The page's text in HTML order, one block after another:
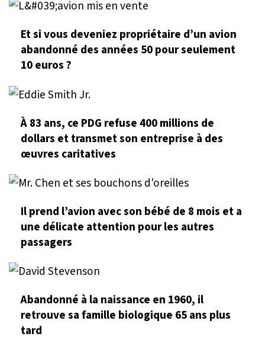
Et si vous deveniez propriétaire d’un avion
abandonné des années 50 pour seulement
10 euros ?
À 83 ans, ce PDG refuse 400 millions de
dollars et transmet son entreprise à des
œuvres caritatives
Il prend l’avion avec son bébé de 8 mois et a
une délicate attention pour les autres
passagers
Abandonné à la naissance en 1960, il
retrouve sa famille biologique 65 ans plus
tard